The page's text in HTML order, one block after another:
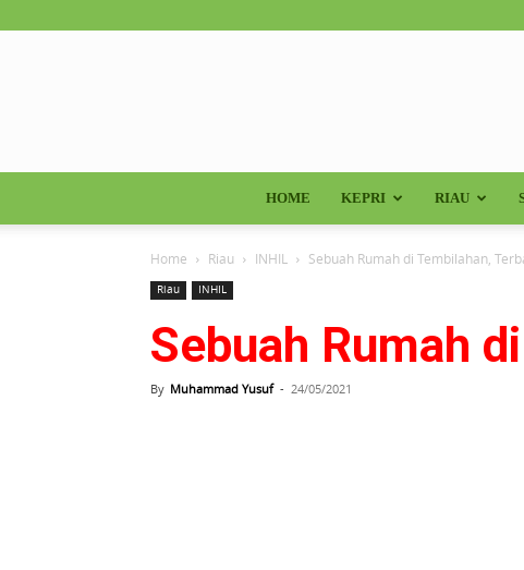
HOME KEPRI RIAU
Home Riau INHIL Sebuah Rumah di Tembilahan,
Riau INHIL
Sebuah Rumah
By Muhammad Yusuf - 24/05/2021